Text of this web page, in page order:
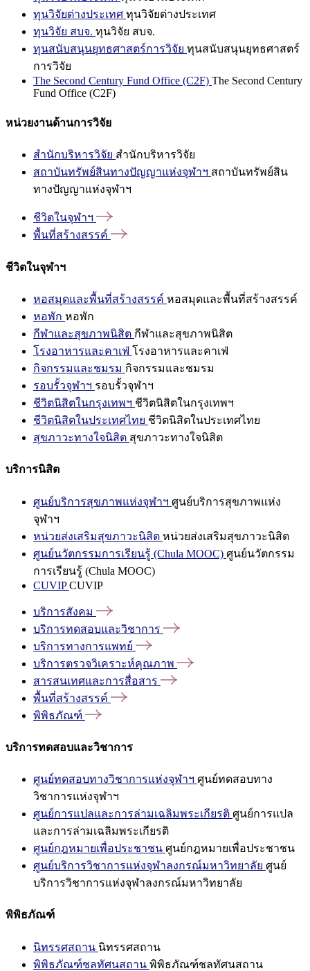
ทุนวิจัยต่างประเทศ ทุนวิจัยต่างประเทศ
ทุนวิจัย สบจ. ทุนวิจัย สบจ.
ทุนสนับสนุนยุทธศาสตร์การวิจัย ทุนสนับสนุนยุทธศาสตร์
การวิจัย
The Second Century Fund Office (C2F) The Second Century
Fund Office (C2F)
หน่วยงานด้านการวิจัย
สำนักบริหารวิจัย สำนักบริหารวิจัย
สถาบันทรัพย์สินทางปัญญาแห่งจุฬาฯ สถาบันทรัพย์สิน
ทางปัญญาแห่งจุฬาฯ
ชีวิตในจุฬาฯ
พื้นที่สร้างสรรค์
ชีวิตในจุฬาฯ
หอสมุดและพื้นที่สร้างสรรค์ หอสมุดและพื้นที่สร้างสรรค์
หอพัก หอพัก
กีฬาและสุขภาพนิสิต กีฬาและสุขภาพนิสิต
โรงอาหารและคาเฟ่ โรงอาหารและคาเฟ่
กิจกรรมและชมรม กิจกรรมและชมรม
รอบรั้วจุฬาฯ รอบรั้วจุฬาฯ
ชีวิตนิสิตในกรุงเทพฯ ชีวิตนิสิตในกรุงเทพฯ
ชีวิตนิสิตในประเทศไทย ชีวิตนิสิตในประเทศไทย
สุขภาวะทางใจนิสิต สุขภาวะทางใจนิสิต
บริการนิสิต
ศูนย์บริการสุขภาพแห่งจุฬาฯ ศูนย์บริการสุขภาพแห่ง
จุฬาฯ
หน่วยส่งเสริมสุขภาวะนิสิต หน่วยส่งเสริมสุขภาวะนิสิต
ศูนย์นวัตกรรมการเรียนรู้ (Chula MOOC) ศูนย์นวัตกรรม
การเรียนรู้ (Chula MOOC)
CUVIPCUVIP
บริการสังคม
บริการทดสอบและวิชาการ
บริการทางการแพทย์
บริการตรวจวิเคราะห์คุณภาพ
สารสนเทศและการสื่อสาร
พื้นที่สร้างสรรค์
พิพิธภัณฑ์
บริการทดสอบและวิชาการ
ศูนย์ทดสอบทางวิชาการแห่งจุฬาฯ ศูนย์ทดสอบทาง
วิชาการแห่งจุฬาฯ
ศูนย์การแปลและการล่ามเฉลิมพระเกียรติ ศูนย์การแปล
และการล่ามเฉลิมพระเกียรติ
ศูนย์กฎหมายเพื่อประชาชน ศูนย์กฎหมายเพื่อประชาชน
ศูนย์บริการวิชาการแห่งจุฬาลงกรณ์มหาวิทยาลัย ศูนย์
บริการวิชาการแห่งจุฬาลงกรณ์มหาวิทยาลัย
พิพิธภัณฑ์
นิทรรศสถาน นิทรรศสถาน
พิพิธภัณฑ์ชลทัศนสถาน พิพิธภัณฑ์ชลทัศนสถาน